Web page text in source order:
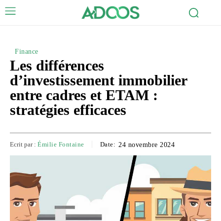
Finance
Les différences
d’investissement immobilier
entre cadres et ETAM :
stratégies efficaces
Ecrit par : Émilie Fontaine Date: 24 novembre 2024